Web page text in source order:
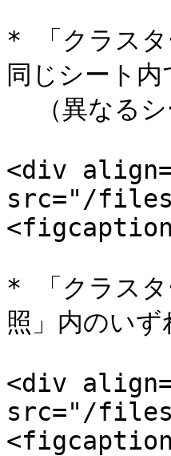
* 「クラスタ
同じシート
<div
src="/files/
* 「クラスタ
照」内のい
<div
src="/files/